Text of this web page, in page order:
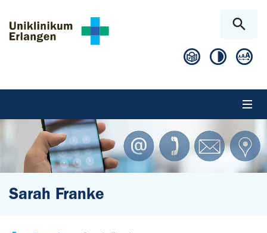
Sarah Franke